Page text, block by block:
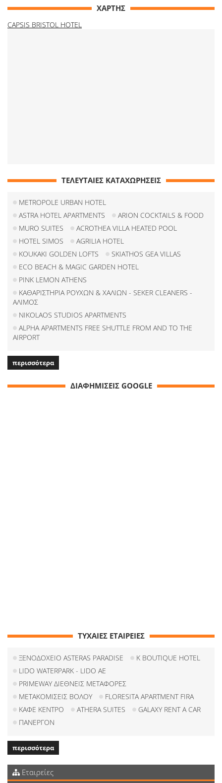
ΧΑΡΤΗΣ
CAPSIS BRISTOL HOTEL
ΤΕΛΕΥΤΑΙΕΣ ΚΑΤΑΧΩΡΗΣΕΙΣ
METROPOLE URBAN HOTEL
ASTRA HOTEL APARTMENTS
ARION COCKTAILS & FOOD
MURO SUITES
ACROTHEA VILLA HEATED POOL
HOTEL SIMOS
AGRILIA HOTEL
KOUKAKI GOLDEN LOFTS
SKIATHOS GEA VILLAS
ECO BEACH & MAGIC GARDEN HOTEL
PINK LEMON ATHENS
ΚΑΘΑΡΙΣΤΗΡΙΑ ΡΟΥΧΩΝ & ΧΑΛΙΩΝ - SEKER CLEANERS -
ΑΛΙΜΟΣ
NIKOLAOS STUDIOS APARTMENTS
ALPHA APARTMENTS FREE SHUTTLE FROM AND TO THE
AIRPORT
περισσότερα
ΔΙΑΦΗΜΙΣΕΙΣ GOOGLE
ΤΥΧΑΙΕΣ ΕΤΑΙΡΕΙΕΣ
ΞΕΝΟΔΟΧΕΙΟ ASTERAS PARADISE
K BOUTIQUE HOTEL
LIDO WATERPARK - LIDO ΑΕ
PRIMEWAY ΔΙΕΘΝΕΙΣ ΜΕΤΑΦΟΡΕΣ
ΜΕΤΑΚΟΜΙΣΕΙΣ ΒΟΛΟΥ
FLORESITA APARTMENT FIRA
ΚΑΦΕ ΚΕΝΤΡΟ
ATHERA SUITES
GALAXY RENT A CAR
ΠΑΝΕΡΓΟΝ
περισσότερα
Εταιρείες